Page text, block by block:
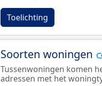
Toelichting
Soorten woningen
Tussenwoningen komen
adressen met het